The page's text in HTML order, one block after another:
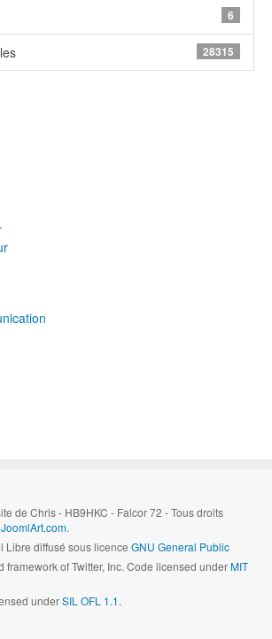
6
28315
de Chris - HB9HKC - Falcor 72 - Tous droits
JoomlArt.com.
Libre diffusé sous licence GNU General Public
framework of Twitter, Inc. Code licensed underMIT
underSIL OFL 1.1.